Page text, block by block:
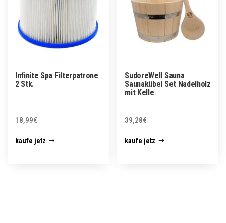
Infinite Spa Filterpatrone
2 Stk.
18,99€
kaufe jetz
SudoreWell Sauna
Saunakübel Set Nadelholz
mit Kelle
39,28€
kaufe jetz